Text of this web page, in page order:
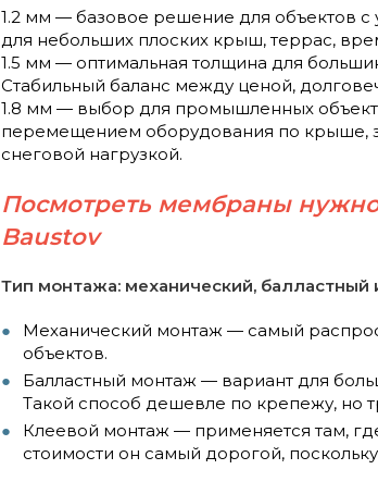
1.2 мм — базовое решение для объектов
для небольших плоских крыш, террас,
1.5 мм — оптимальная толщина для
Стабильный баланс между ценой,
1.8 мм — выбор для промышленных
перемещением оборудования по крыше,
снеговой нагрузкой.
Посмотреть мембраны
Baustov
Тип монтажа: механический, балластный
Механический монтаж — самый
объектов.
Балластный монтаж — вариант для
Такой способ дешевле по крепежу, но
Клеевой монтаж — применяется там,
стоимости он самый дорогой,